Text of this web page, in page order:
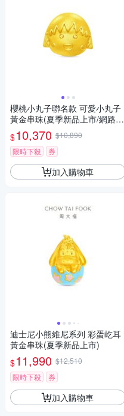
櫻桃小丸子聯名款 可愛小丸子
黃金串珠(夏季新品上市/網路限
定款)
$10,370 $10,890
限時下殺
券
加入購物車
迪士尼小熊維尼系列 彩蛋屹耳
黃金串珠(夏季新品上市)
$11,990 $12,510
限時下殺
券
加入購物車